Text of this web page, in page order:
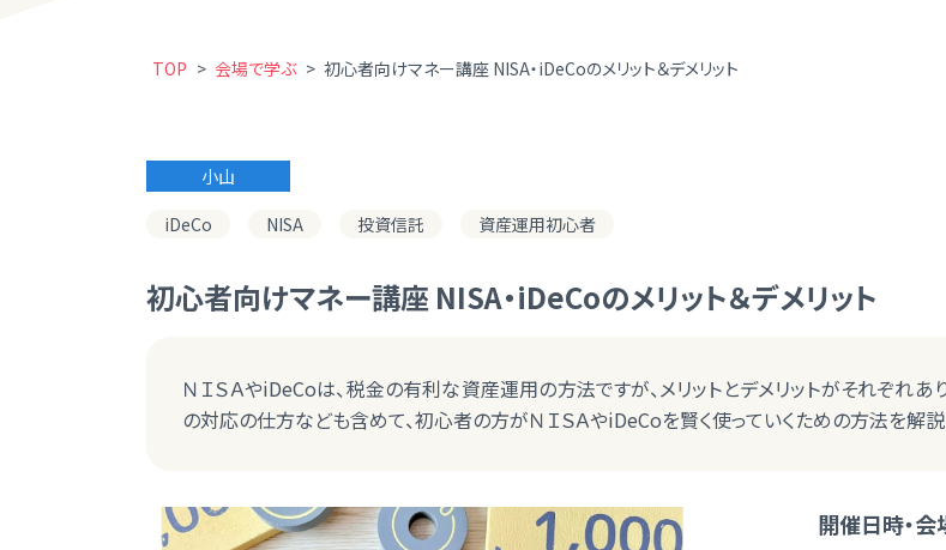
TOP > 会場で学ぶ > 初心者向けマネー講座 NISA・iDeCoのメリット＆デメリット
小山
iDeCo
NISA 投資信託 資産運用初心者
初心者向けマネー講座 NISA・iDeCoのメリット＆デメリット
ＮＩＳＡやiDeCoは、税金の有利な資産運用の方法ですが、メリットとデメリットがそれぞれ
の対応の仕方なども含めて、初心者の方がＮＩＳＡやiDeCoを賢く使っていくための方法を解説
開催日時・会